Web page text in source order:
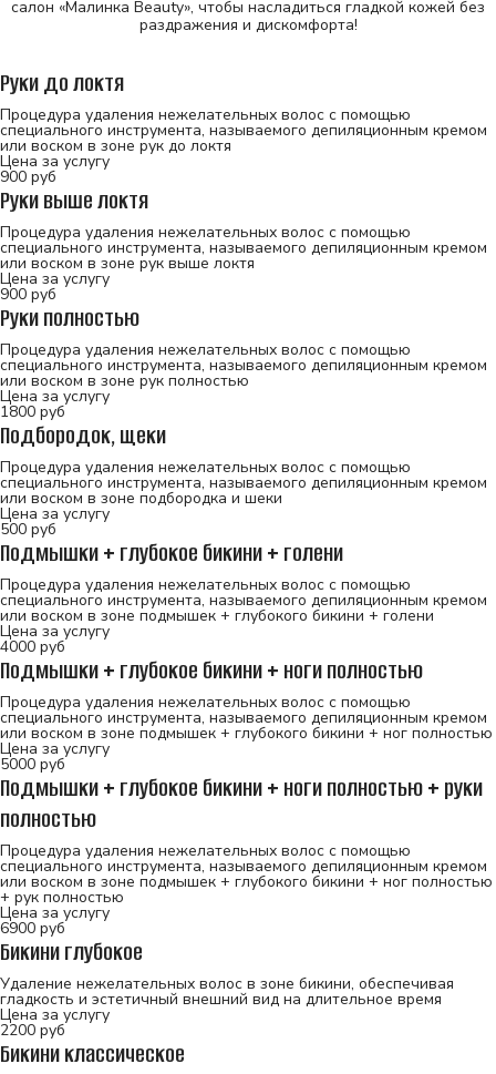
салон «Малинка Beauty», чтобы насладиться гладкой кожей без
раздражения и дискомфорта!
Руки до локтя
Процедура удаления нежелательных волос с помощью
специального инструмента, называемого депиляционным кремом
или воском в зоне рук до локтя
Цена за услугу
900 руб
Руки выше локтя
Процедура удаления нежелательных волос с помощью
специального инструмента, называемого депиляционным кремом
или воском в зоне рук выше локтя
Цена за услугу
900 руб
Руки полностью
Процедура удаления нежелательных волос с помощью
специального инструмента, называемого депиляционным кремом
или воском в зоне рук полностью
Цена за услугу
1800 руб
Подбородок, щеки
Процедура удаления нежелательных волос с помощью
специального инструмента, называемого депиляционным кремом
или воском в зоне подбородка и шеки
Цена за услугу
500 руб
Подмышки + глубокое бикини + голени
Процедура удаления нежелательных волос с помощью
специального инструмента, называемого депиляционным кремом
или воском в зоне подмышек + глубокого бикини + голени
Цена за услугу
4000 руб
Подмышки + глубокое бикини + ноги полностью
Процедура удаления нежелательных волос с помощью
специального инструмента, называемого депиляционным кремом
или воском в зоне подмышек + глубокого бикини + ног полностью
Цена за услугу
5000 руб
Подмышки + глубокое бикини + ноги полностью + руки
полностью
Процедура удаления нежелательных волос с помощью
специального инструмента, называемого депиляционным кремом
или воском в зоне подмышек + глубокого бикини + ног полностью
+ рук полностью
Цена за услугу
6900 руб
Бикини глубокое
Удаление нежелательных волос в зоне бикини, обеспечивая
гладкость и эстетичный внешний вид на длительное время
Цена за услугу
2200 руб
Бикини классическое